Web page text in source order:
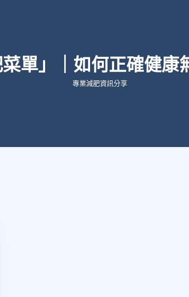
單」｜如何正確健康
專業減肥資訊分享